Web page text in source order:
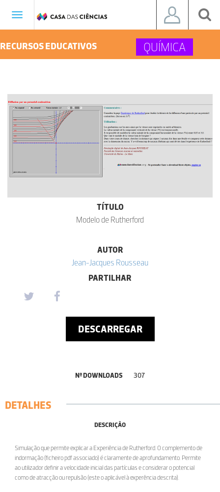
Toggle
RECURSOS EDUCATIVOS QUÍMICA
TÍTULO
Modelo de Rutherford
AUTOR
Jean-Jacques Rousseau
PARTILHAR
DESCARREGAR
Nº DOWNLOADS 307
DETALHES
DESCRIÇÃO
Simulação que permite explicar a Experiência de Rutherford. O complemento de
indormação (ficheiro pdf associado) é claramente de aprofundamento. Permite
ao utilizador definir a velocidade inicial das partículas e considerar o potencial
como de atracção ou repulsão (este o aplicável à experência descrita).